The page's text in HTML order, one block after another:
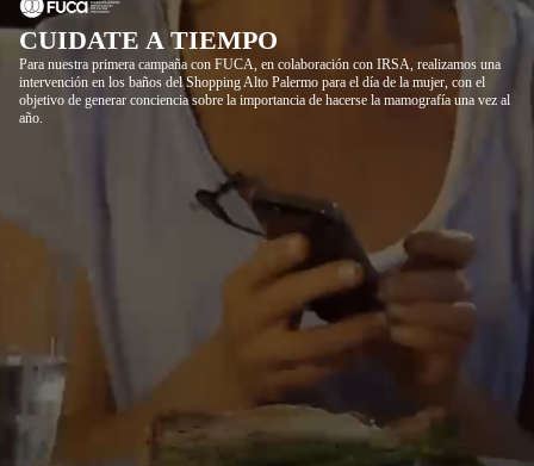
CUIDATE A TIEMPO
Para nuestra primera campaña con FUCA, en colaboración con IRSA, realizamos una
intervención en los baños del Shopping Alto Palermo para el día de la mujer, con el
objetivo de generar conciencia sobre la importancia de hacerse la mamografía una vez al
año.